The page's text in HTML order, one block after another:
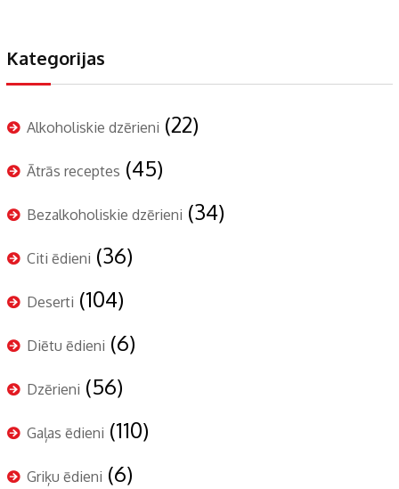
Kategorijas
Alkoholiskie dzērieni (22)
Ātrās receptes (45)
Bezalkoholiskie dzērieni (34)
Citi ēdieni (36)
Deserti (104)
Diētu ēdieni (6)
Dzērieni (56)
Gaļas ēdieni (110)
Griķu ēdieni (6)